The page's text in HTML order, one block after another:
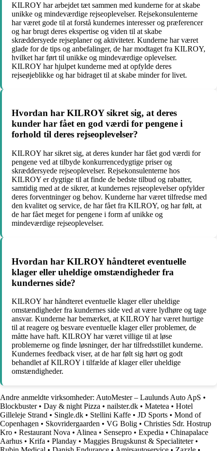
KILROY har arbejdet tæt sammen med kunderne for at skabe
unikke og mindeværdige rejseoplevelser. Rejsekonsulenterne
har været gode til at forstå kundernes interesser og præferencer
og har brugt deres ekspertise og viden til at skabe
skræddersyede rejseplaner og aktiviteter. Kunderne har været
glade for de tips og anbefalinger, de har modtaget fra KILROY,
hvilket har ført til unikke og mindeværdige oplevelser.
KILROY har hjulpet kunderne med at opfylde deres
rejseøjeblikke og har bidraget til at skabe minder for livet.
Hvordan har KILROY sikret sig, at deres
kunder har fået en god værdi for pengene i
forhold til deres rejseoplevelser?
KILROY har sikret sig, at deres kunder har fået god værdi for
pengene ved at tilbyde konkurrencedygtige priser og
skræddersyede rejseoplevelser. Rejsekonsulenterne hos
KILROY er dygtige til at finde de bedste tilbud og rabatter,
samtidig med at de sikrer, at kundernes rejseoplevelser opfylder
deres forventninger og behov. Kunderne har været tilfredse med
den kvalitet og service, de har fået fra KILROY, og har følt, at
de har fået meget for pengene i form af unikke og
mindeværdige rejseoplevelser.
Hvordan har KILROY håndteret eventuelle
klager eller uheldige omstændigheder fra
kundernes side?
KILROY har håndteret eventuelle klager eller uheldige
omstændigheder fra kundernes side ved at være lydhøre og tage
ansvar. Kunderne har bemærket, at KILROY har været hurtige
til at reagere og besvare eventuelle klager eller problemer, de
måtte have haft. KILROY har været villige til at løse
problemerne og finde løsninger, der har tilfredsstillet kunderne.
Kundernes feedback viser, at de har følt sig hørt og godt
behandlet af KILROY i tilfælde af klager eller uheldige
omstændigheder.
Andre anmeldte virksomheder: AutoMester – Laulunds Auto ApS •
Blockbuster• Day & night Pizza • nailster.dk • Matetea • Hotel
Gilleleje Strand • Single.dk • Stellini Kaffe • JD Sports • Mond of
Copenhagen • Skovridergaarden • VG Bolig • Christies Sdr. Hostrup
Kro • Restaurant Nova • Alinea • Sensepro • Expedia • Chinapalace
Aarhus • Krifa • Planday • Maggies Brugskunst & Specialiteter•